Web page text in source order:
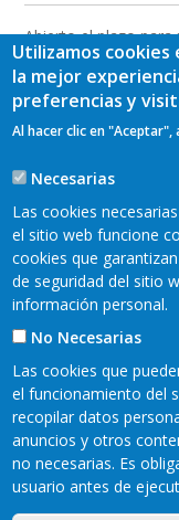
Abierto el plazo
2026 de las Ayudas
del medio rural
Jornada de
creación de producto
Pie
Utilizamos
la mejor
preferencias y
Al hacer clic en "Aceptar",
Necesarias
Las cookies
el sitio web funcione
cookies que
de seguridad del sitio
información personal.
No Necesarias
Las cookies que
el funcionamiento del
recopilar datos
anuncios y otros
no necesarias. Es
usuario antes de